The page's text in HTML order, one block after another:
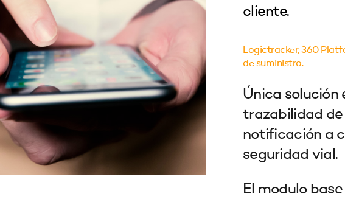
cliente.
Logictracker, 360
de suministro.
Única solución
trazabilidad
notificación a
seguridad vial.
El modulo